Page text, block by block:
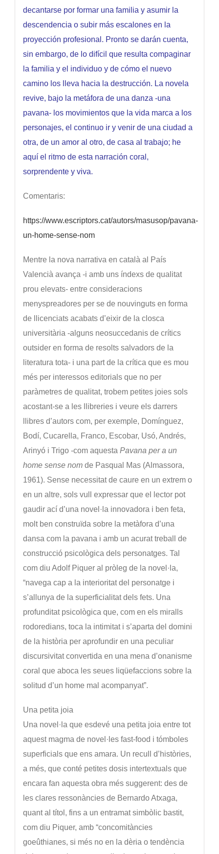
decantarse por formar una familia y asumir la
descendencia o subir más escalones en la
proyección profesional. Pronto se darán cuenta,
sin embargo, de lo difícil que resulta compaginar
la familia y el individuo y de cómo el nuevo
camino los lleva hacia la destrucción. La novela
revive, bajo la metáfora de una danza -una
pavana- los movimientos que la vida marca a los
personajes, el continuo ir y venir de una ciudad a
otra, de un amor al otro, de casa al trabajo; he
aquí el ritmo de esta narración coral,
sorprendente y viva.
Comentaris:
https://www.escriptors.cat/autors/masusop/pavana-
un-home-sense-nom
Mentre la nova narrativa en català al País
Valencià avança -i amb uns índexs de qualitat
prou elevats- entre consideracions
menyspreadores per se de nouvinguts en forma
de llicenciats acabats d’eixir de la closca
universitària -alguns neosuccedanis de crítics
outsider en forma de resolts salvadors de la
literatura tota- i una part de la crítica que es mou
més per interessos editorials que no per
paràmetres de qualitat, trobem petites joies sols
acostant-se a les llibreries i veure els darrers
llibres d’autors com, per exemple, Domínguez,
Bodí, Cucarella, Franco, Escobar, Usó, Andrés,
Arinyó i Trigo -com aquesta Pavana per a un
home sense nomde Pasqual Mas (Almassora,
1961). Sense necessitat de caure en un extrem o
en un altre, sols vull expressar que el lector pot
gaudir ací d’una novel·la innovadora i ben feta,
molt ben construïda sobre la metàfora d’una
dansa com la pavana i amb un acurat treball de
construcció psicològica dels personatges. Tal
com diu Adolf Piquer al pròleg de la novel·la,
“navega cap a la interioritat del personatge i
s’allunya de la superficialitat dels fets. Una
profunditat psicològica que, com en els miralls
rodoredians, toca la intimitat i s’aparta del domini
de la història per aprofundir en una peculiar
discursivitat convertida en una mena d’onanisme
coral que aboca les seues liqüefaccions sobre la
solitud d’un home mal acompanyat”.
Una petita joia
Una novel·la que esdevé una petita joia entre tot
aquest magma de novel·les fast-food i tómboles
superficials que ens amara. Un recull d’històries,
a més, que conté petites dosis intertextuals que
encara fan aquesta obra més suggerent: des de
les clares ressonàncies de Bernardo Atxaga,
quant al títol, fins a un entramat simbòlic bastit,
com diu Piquer, amb “concomitàncies
goeûthianes, si més no en la dèria o tendència